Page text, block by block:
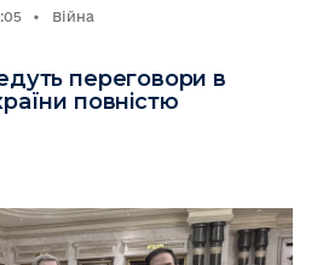
• Війна
переговори в
повністю